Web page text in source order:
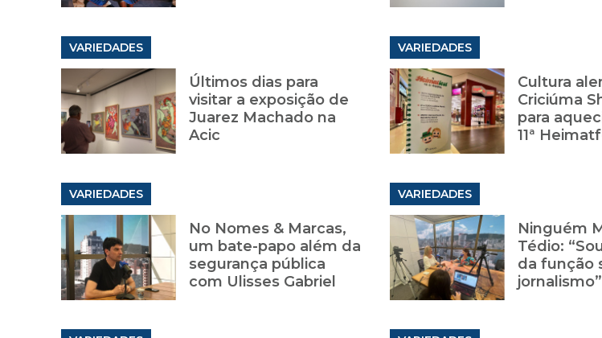
VARIEDADES
Últimos dias para
visitar a exposição de
Juarez Machado na
Acic
VARIEDADES
Cultura
Criciúma
para
11ª
VARIEDADES
No Nomes & Marcas,
um bate-papo além da
segurança pública
com Ulisses Gabriel
VARIEDADES
Ninguém
Tédio:
da função
jornalismo”